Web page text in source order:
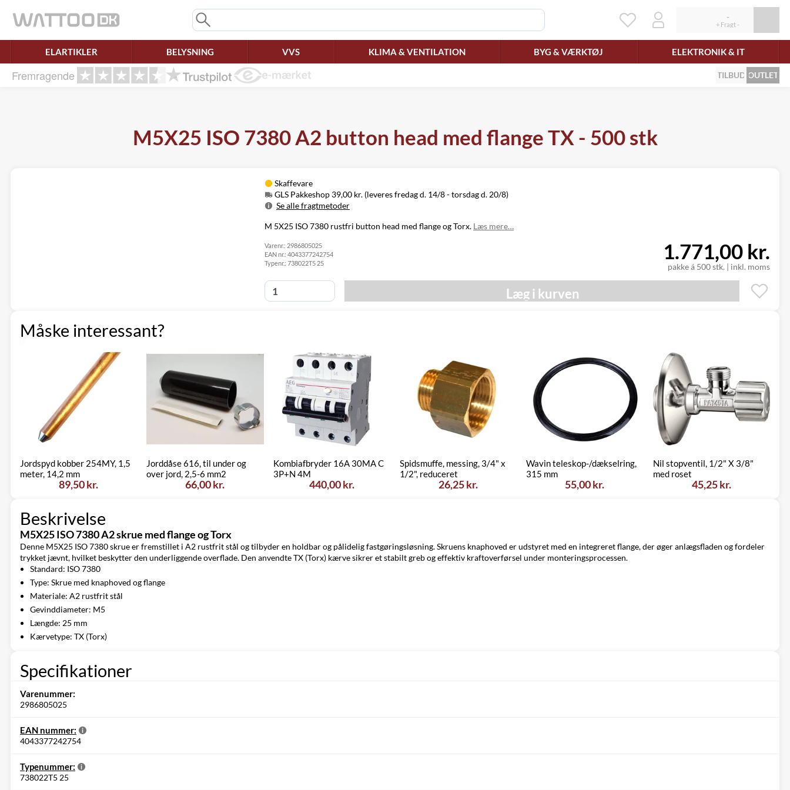
ELARTIKLER BELYSNING VVS KLIMA & VENTILATION BYG & VÆRKTØJ ELEKTRONIK & IT
Fremragende TILBUD OUTLET
M5X25 ISO 7380 A2 button head med flange TX - 500 stk
Skaffevare
GLS Pakkeshop 39,00 kr. (leveres fredag d. 14/8 - torsdag d. 20/8)
Se alle fragtmetoder
Metode
Pris Leveres
GLS Pakkeshop
49,00 kr.
-
Fredag d. 14/8
M 5X25 ISO 7380 rustfri button head med flange og Torx. Læs mere…
Varenr.: 2986805025
EAN nr.: 4043377242754
Typenr.: 738022T5 25 pakke á 500 stk. | inkl. moms
1.771,00 kr.
Læg i kurven
Måske interessant?
Jordspyd kobber 254MY, 1,5
meter, 14,2 mm
89,50 kr.
Jorddåse 616, til under og
over jord, 2,5-6 mm2
66,00 kr.
Kombiafbryder 16A 30MA C
3P+N 4M
440,00 kr.
Spidsmuffe, messing, 3/4" x
1/2", reduceret
26,25 kr.
Wavin teleskop-/dækselring,
315 mm
55,00 kr.
Nil stopventil, 1/2" X 3/8"
med roset
45,25 kr.
Beskrivelse
M5X25 ISO 7380 A2 skrue med flange og Torx
Denne M5X25 ISO 7380 skrue er fremstillet i A2 rustfrit stål og tilbyder en holdbar og pålidelig fastgøringsløsning. Skruens knaphoved er udstyret med en integreret flange, der øger anlægsfladen og fordeler
trykket jævnt, hvilket beskytter den underliggende overflade. Den anvendte TX (Torx) kærve sikrer et stabilt greb og effektiv kraftoverførsel under monteringsprocessen.
Standard: ISO 7380
Type: Skrue med knaphoved og flange
Materiale: A2 rustfrit stål
Gevinddiameter: M5
Længde: 25 mm
Kærvetype: TX (Torx)
Specifikationer
Varenummer:
2986805025
EAN nummer:
4043377242754
Typenummer:
738022T5 25
Ret samtykke!